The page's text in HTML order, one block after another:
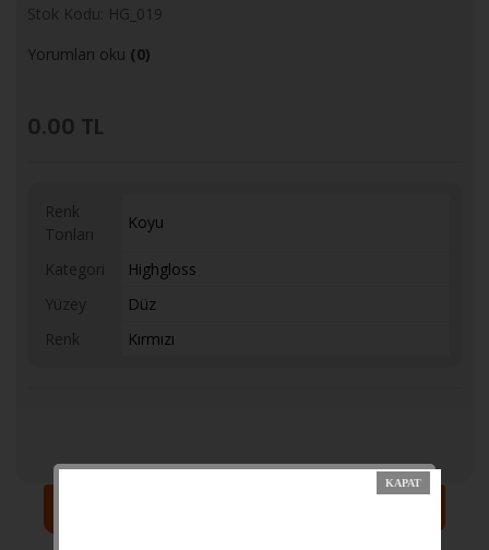
Stok Kodu: HG_019
Yorumları oku (0)
0.00 TL
Renk
Tonları
Koyu
Kategori
Highgloss
Yüzey
Düz
Renk
Kırmızı